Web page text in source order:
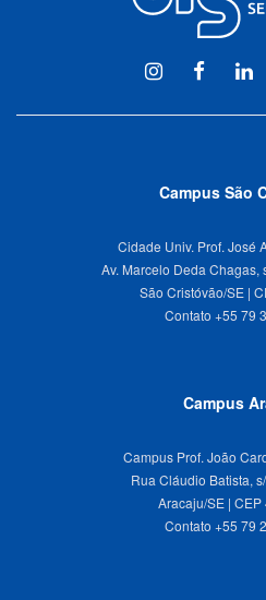
Instagram
Campus São
Cidade Univ. Prof. José
Av. Marcelo Deda Chagas,
São Cristóvão/SE |
Campus
Campus Prof. João
Rua Cláudio Batista,
Aracaju/SE |